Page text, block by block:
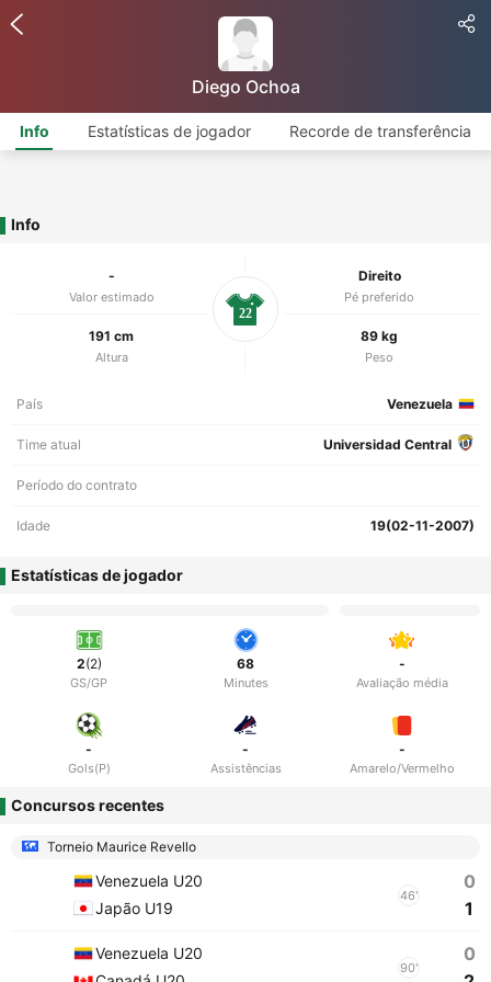
Diego Ochoa
Info Estatísticas de jogador Recorde de transferência
Info
-
Valor estimado
Direito
Pé preferido
191 cm
Altura
89 kg
Peso
22
País Venezuela
Time atual Universidad Central
Período do contrato
Idade 19(02-11-2007)
Estatísticas de jogador
2(2)
GS/GP
68
Minutes
-
Avaliação média
-
Gols(P)
-
Assistências
-
Amarelo/Vermelho
Concursos recentes
Torneio Maurice Revello
Venezuela U20
Japão U19
46'
0
1
Venezuela U20
90'
0